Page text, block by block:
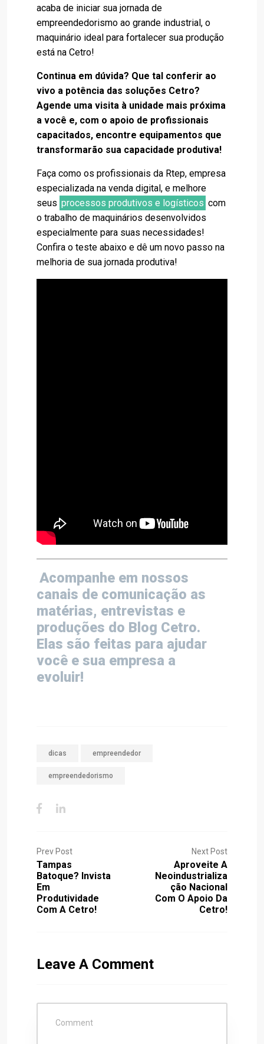
acaba de iniciar sua jornada de
empreendedorismo ao grande industrial, o
maquinário ideal para fortalecer sua produção
está na Cetro!
Continua em dúvida? Que tal conferir ao
vivo a potência das soluções Cetro?
Agende uma visita à unidade mais próxima
a você e, com o apoio de profissionais
capacitados, encontre equipamentos que
transformarão sua capacidade produtiva!
Faça como os profissionais da Rtep, empresa
especializada na venda digital, e melhore
seus processos produtivos e logísticos com
o trabalho de maquinários desenvolvidos
especialmente para suas necessidades!
Confira o teste abaixo e dê um novo passo na
melhoria de sua jornada produtiva!
Acompanhe em nossos
canais de comunicação as
matérias, entrevistas e
produções do Blog Cetro.
Elas são feitas para ajudar
você e sua empresa a
evoluir!
dicas empreendedor
empreendedorismo
Prev Post
Tampas
Batoque? Invista
Em
Produtividade
Com A Cetro!
Next Post
Aproveite A
Neoindustrializa
Ção Nacional
Com O Apoio Da
Cetro!
Leave A Comment